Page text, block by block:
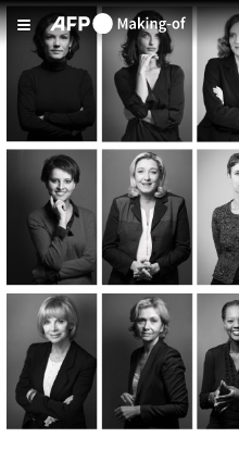
Aller au contenu principal